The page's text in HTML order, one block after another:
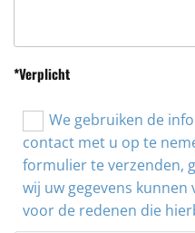
*Verplicht
We gebruiken de
contact met u op te
formulier te verzenden,
wij uw gegevens
voor de redenen die